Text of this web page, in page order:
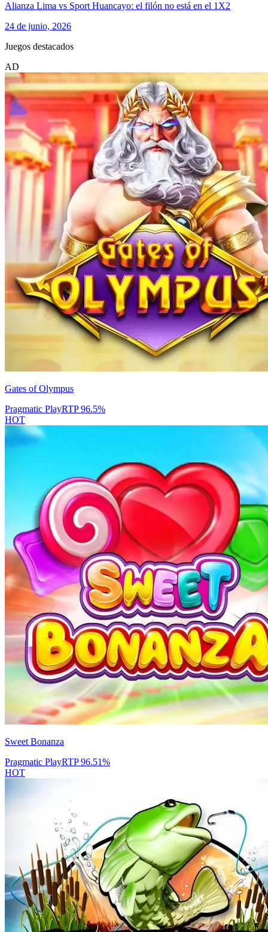
Alianza Lima vs Sport Huancayo: el filón no está en el 1X2
24 de junio, 2026
Juegos destacados
AD
Gates of Olympus
Pragmatic PlayRTP96.5%
HOT
Sweet Bonanza
Pragmatic PlayRTP96.51%
HOT